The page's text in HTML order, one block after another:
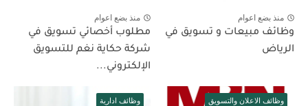
منذ بضع اعوام
وظائف مبيعات و تسويق في
الرياض
منذ بضع اعوام
مطلوب أخصائي تسويق في
شركة حكاية نغم للتسويق
الإلكتروني...
وظائف الاعلان والتسويق وظائف ادارية